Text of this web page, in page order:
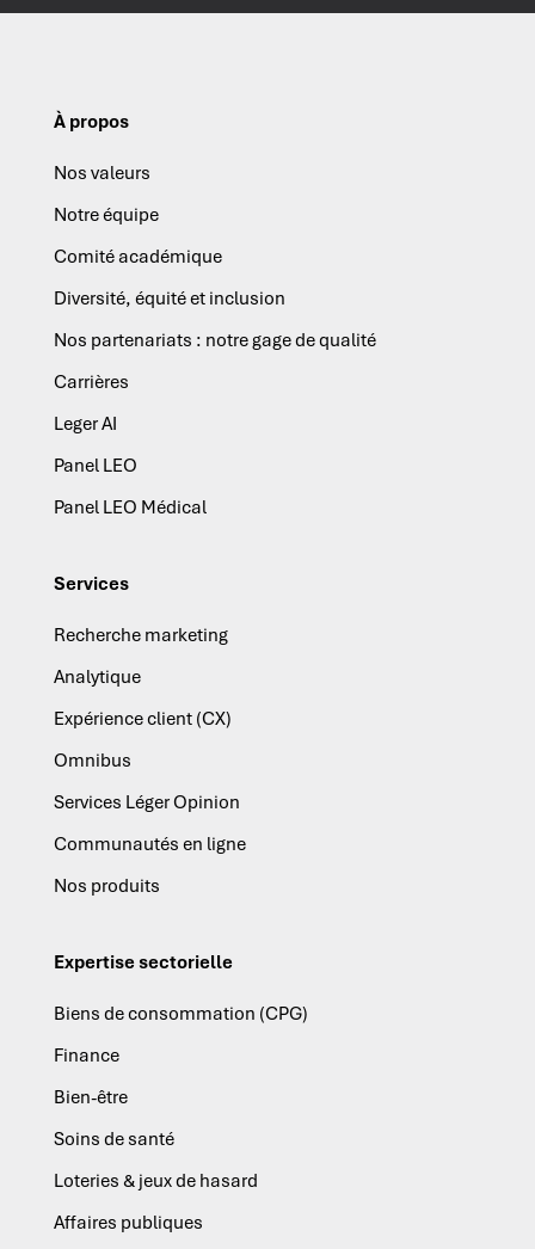
À propos
Nos valeurs
Notre équipe
Comité académique
Diversité, équité et inclusion
Nos partenariats : notre gage de qualité
Carrières
Leger AI
Panel LEO
Panel LEO Médical
Services
Recherche marketing
Analytique
Expérience client (CX)
Omnibus
Services Léger Opinion
Communautés en ligne
Nos produits
Expertise sectorielle
Biens de consommation (CPG)
Finance
Bien-être
Soins de santé
Loteries & jeux de hasard
Affaires publiques